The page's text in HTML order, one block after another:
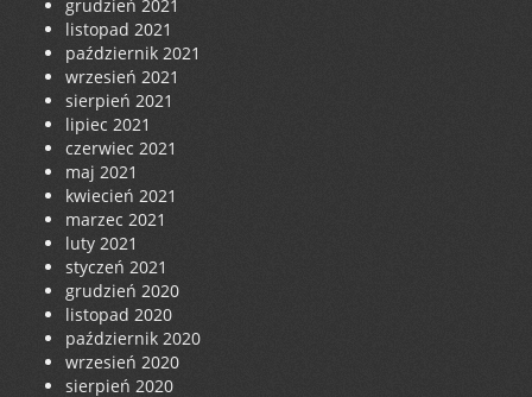
grudzień 2021
listopad 2021
październik 2021
wrzesień 2021
sierpień 2021
lipiec 2021
czerwiec 2021
maj 2021
kwiecień 2021
marzec 2021
luty 2021
styczeń 2021
grudzień 2020
listopad 2020
październik 2020
wrzesień 2020
sierpień 2020